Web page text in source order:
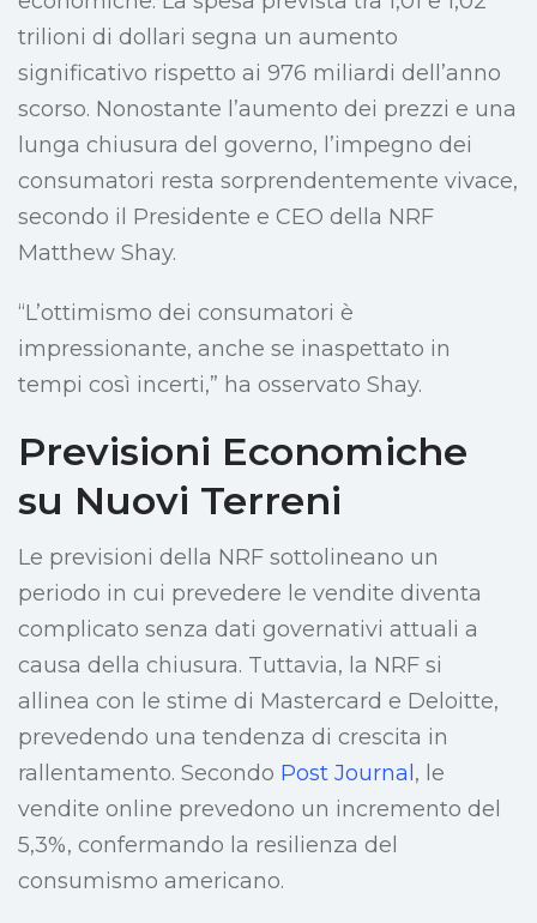
trilioni di dollari segna un aumento
significativo rispetto ai 976 miliardi dell’anno
scorso. Nonostante l’aumento dei prezzi e una
lunga chiusura del governo, l’impegno dei
consumatori resta sorprendentemente vivace,
secondo il Presidente e CEO della NRF
Matthew Shay.
“L’ottimismo dei consumatori è
impressionante, anche se inaspettato in
tempi così incerti,” ha osservato Shay.
Previsioni Economiche
su Nuovi Terreni
Le previsioni della NRF sottolineano un
periodo in cui prevedere le vendite diventa
complicato senza dati governativi attuali a
causa della chiusura. Tuttavia, la NRF si
allinea con le stime di Mastercard e Deloitte,
prevedendo una tendenza di crescita in
rallentamento. Secondo Post Journal , le
vendite online prevedono un incremento del
5,3%, confermando la resilienza del
consumismo americano.